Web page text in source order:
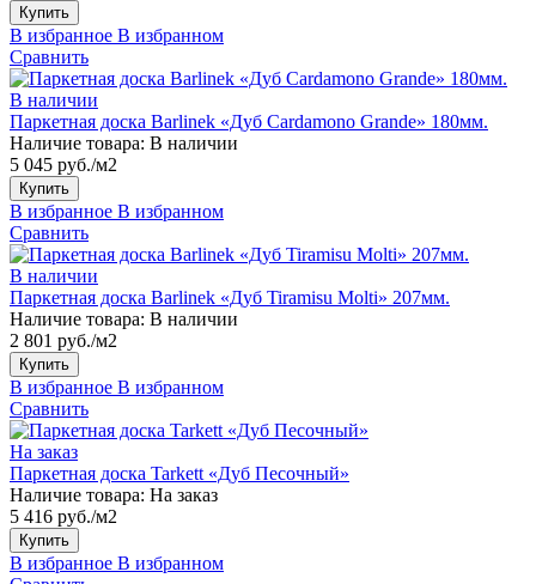
Купить
В избранное В избранном
Сравнить
В наличии
Паркетная доска Barlinek «Дуб Cardamono Grande» 180мм.
Наличие товара: В наличии
5 045 руб./м2
Купить
В избранное В избранном
Сравнить
В наличии
Паркетная доска Barlinek «Дуб Tiramisu Molti» 207мм.
Наличие товара: В наличии
2 801 руб./м2
Купить
В избранное В избранном
Сравнить
На заказ
Паркетная доска Tarkett «Дуб Песочный»
Наличие товара: На заказ
5 416 руб./м2
Купить
В избранное В избранном